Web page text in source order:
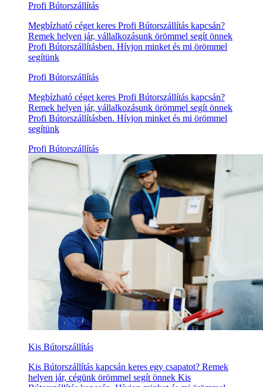
Profi Bútorszállítás
Megbízható céget keres Profi Bútorszállítás kapcsán?
Remek helyen jár, vállalkozásunk örömmel segít önnek
Profi Bútorszállításben. Hívjon minket és mi örömmel
segítünk
Profi Bútorszállítás
Megbízható céget keres Profi Bútorszállítás kapcsán?
Remek helyen jár, vállalkozásunk örömmel segít önnek
Profi Bútorszállításben. Hívjon minket és mi örömmel
segítünk
Profi Bútorszállítás
Kis Bútorszállítás
Kis Bútorszállítás kapcsán keres egy csapatot? Remek
helyen jár, cégünk örömmel segít önnek Kis